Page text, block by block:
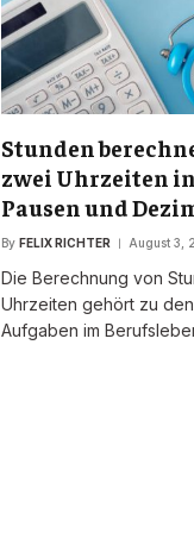
Stunden
zwei Uhrzeiten
Pausen und
By FELIX RICHTER August 3,
Die Berechnung von
Uhrzeiten gehört zu
Aufgaben im